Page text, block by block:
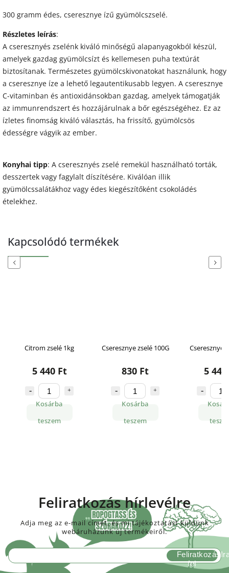
300 gramm édes, cseresznye ízű gyümölcszselé.
Részletes leírás:
A cseresznyés zselénk kiváló minőségű alapanyagokból készül,
amelyek gazdag gyümölcsízt és kellemesen puha textúrát
biztosítanak. Természetes gyümölcskivonatokat használunk, hogy
a cseresznye íze a lehető legautentikusabb legyen. A cseresznye
C-vitaminban és antioxidánsokban gazdag, amelyek támogatják
az immunrendszert és hozzájárulnak a bőr egészségéhez. Ez az
ízletes finomság kiváló választás, ha frissítő, gyümölcsös
édességre vágyik az ember.
Konyhai tipp: A cseresznyés zselé remekül használható torták,
desszertek vagy fagylalt díszítésére. Kiválóan illik
gyümölcssalátákhoz vagy édes kiegészítőként csokoládés
ételekhez.
Kapcsolódó termékek
Previous
Citrom zselé 1kg
5 440 Ft
Kosárba
teszem
Cseresznye zselé 100G
830 Ft
Kosárba
teszem
Cseresznye
5
Next
Feliratkozás hírlevélre
Adja meg az e-mail címét, és mi tájékoztatást küldünk
webáruházunk új termékeiről.
Feliratkozás